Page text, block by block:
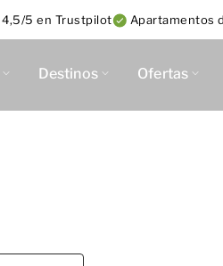
4,5/5 en Trustpilot Apartamentos
Destinos Ofertas
para cuatro